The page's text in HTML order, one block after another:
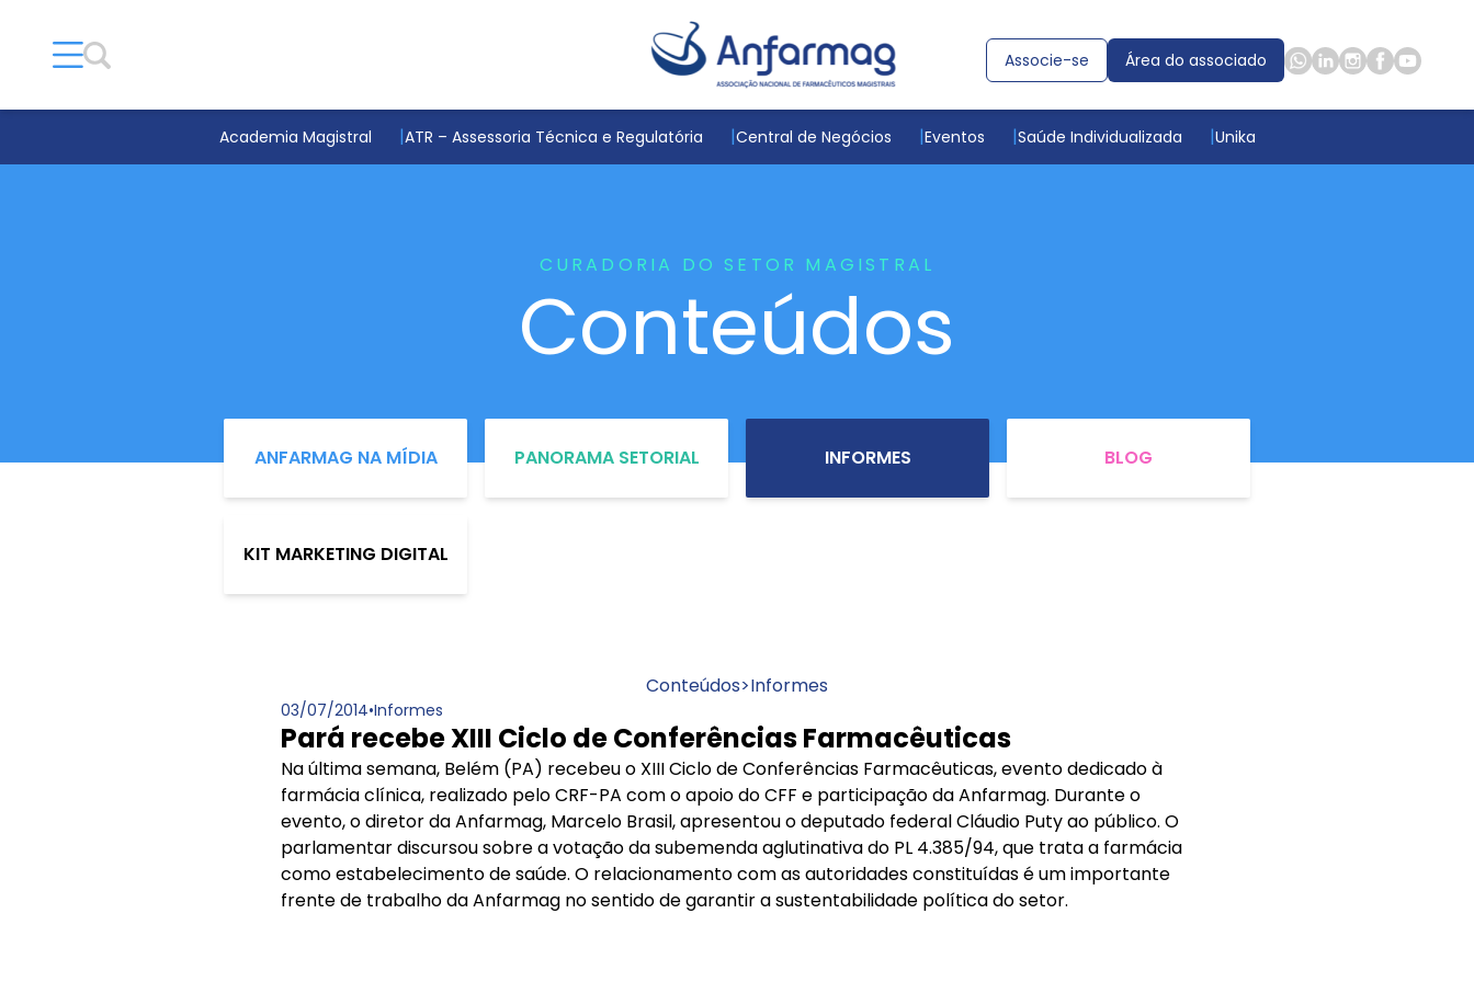
Associe-se Área do associado
Academia Magistral ATR – Assessoria Técnica e Regulatória Central de Negócios Eventos Saúde Individualizada Unika
CURADORIA DO SETOR MAGISTRAL
Conteúdos
ANFARMAG NA MÍDIA PANORAMA SETORIAL INFORMES BLOG
KIT MARKETING DIGITAL
Conteúdos>Informes
03/07/2014•Informes
Pará recebe XIII Ciclo de Conferências Farmacêuticas
Na última semana, Belém (PA) recebeu o XIII Ciclo de Conferências Farmacêuticas, evento dedicado à
farmácia clínica, realizado pelo CRF-PA com o apoio do CFF e participação da Anfarmag. Durante o
evento, o diretor da Anfarmag, Marcelo Brasil, apresentou o deputado federal Cláudio Puty ao público. O
parlamentar discursou sobre a votação da subemenda aglutinativa do PL 4.385/94, que trata a farmácia
como estabelecimento de saúde. O relacionamento com as autoridades constituídas é um importante
frente de trabalho da Anfarmag no sentido de garantir a sustentabilidade política do setor.